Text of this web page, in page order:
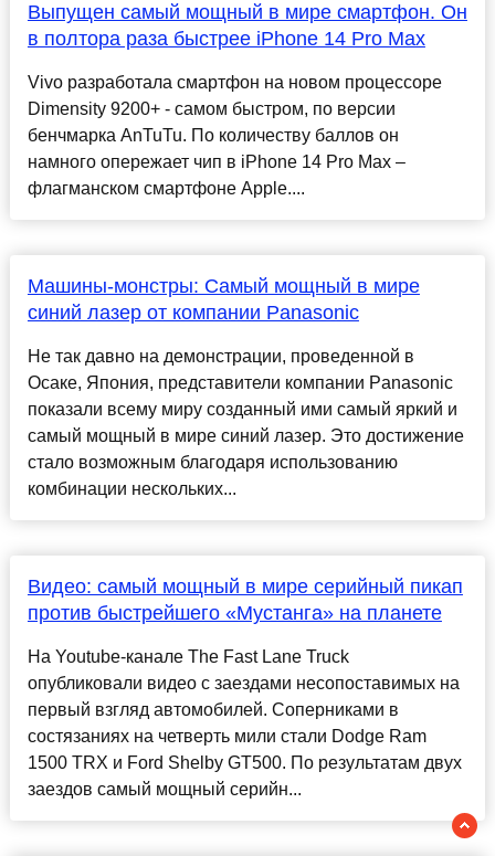
Выпущен самый мощный в мире смартфон. Он
в полтора раза быстрее iPhone 14 Pro Max
Vivo разработала смартфон на новом процессоре
Dimensity 9200+ - самом быстром, по версии
бенчмарка AnTuTu. По количеству баллов он
намного опережает чип в iPhone 14 Pro Max –
флагманском смартфоне Apple....
Машины-монстры: Самый мощный в мире
синий лазер от компании Panasonic
Не так давно на демонстрации, проведенной в
Осаке, Япония, представители компании Panasonic
показали всему миру созданный ими самый яркий и
самый мощный в мире синий лазер. Это достижение
стало возможным благодаря использованию
комбинации нескольких...
Видео: самый мощный в мире серийный пикап
против быстрейшего «Мустанга» на планете
На Youtube-канале The Fast Lane Truck
опубликовали видео с заездами несопоставимых на
первый взгляд автомобилей. Соперниками в
состязаниях на четверть мили стали Dodge Ram
1500 TRX и Ford Shelby GT500. По результатам двух
заездов самый мощный серийн...